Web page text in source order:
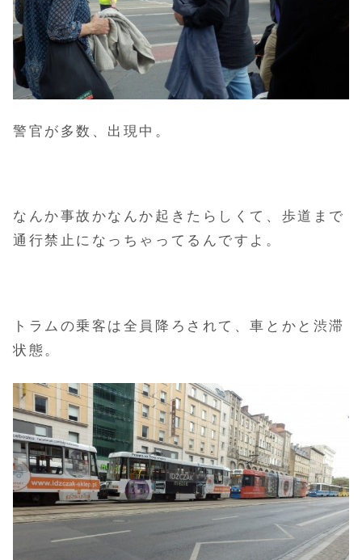
警官が多数、出現中。
なんか事故かなんか起きたらしくて、歩道まで
通行禁止になっちゃってるんですよ。
トラムの乗客は全員降ろされて、車とかと渋滞
状態。